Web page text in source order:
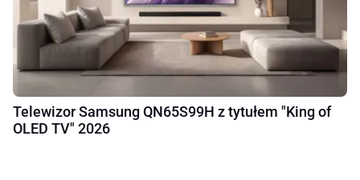
Telewizor Samsung QN65S99H z tytułem "King of
OLED TV" 2026